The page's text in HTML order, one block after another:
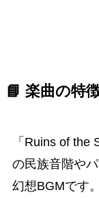
📘 楽曲の特
「Ruins of the
の民族音階や
幻想BGMです。